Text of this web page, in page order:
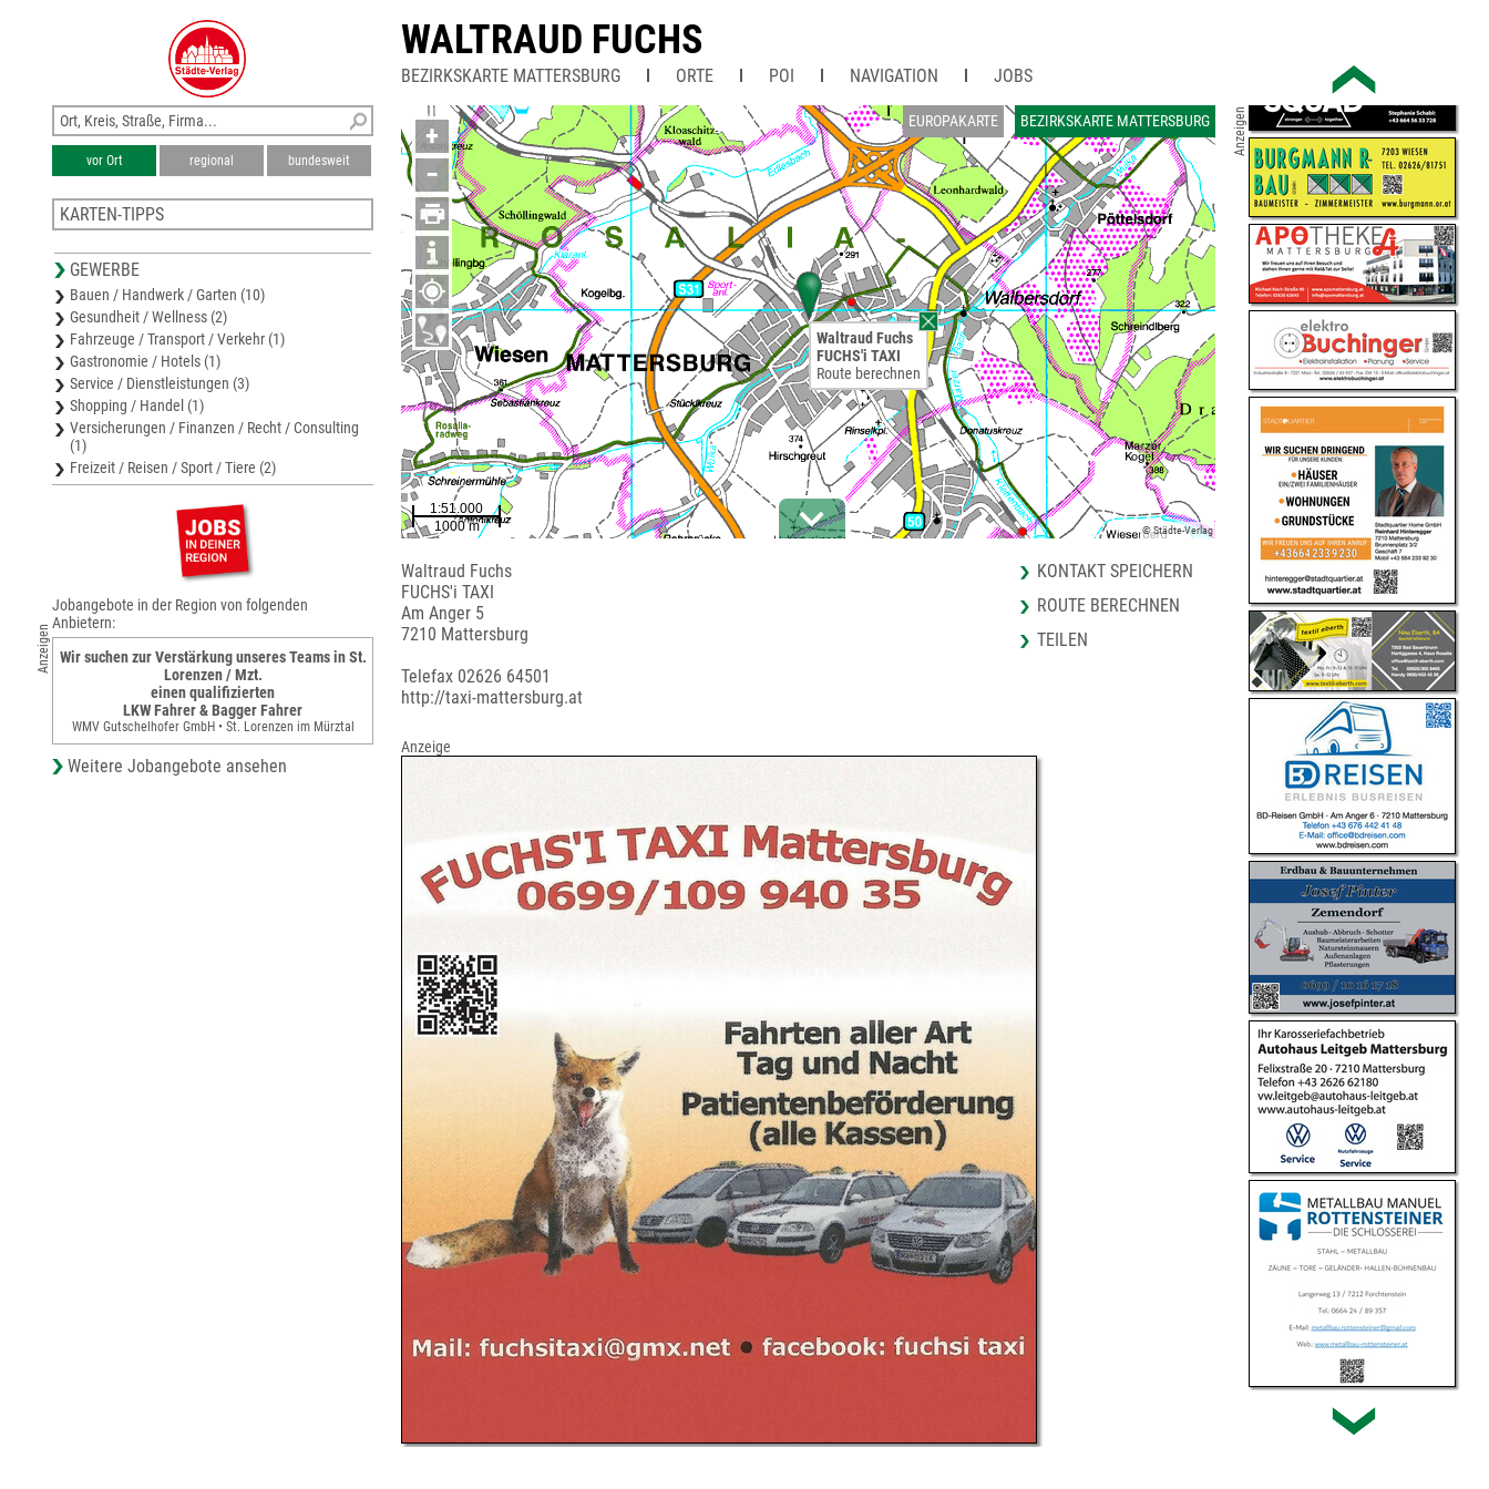
WALTRAUD FUCHS
BEZIRKSKARTE MATTERSBURG ORTE POI NAVIGATION JOBS
EUROPAKARTE BEZIRKSKARTE MATTERSBURG
+
−
© Städte-Verlag
Waltraud Fuchs
FUCHS'i TAXI
Route berechnen
Waltraud Fuchs
FUCHS'i TAXI
Am Anger 5
7210 Mattersburg
Telefax 02626 64501
http://taxi-mattersburg.at
KONTAKT SPEICHERN
ROUTE BERECHNEN
TEILEN
Anzeige
vor Ort regional bundesweit
KARTEN-TIPPS
Bezirkskarte Wiener Neustadt
Stadtplan Wiener Neustadt
Bezirkskarte Eisenstadt
Bezirkskarte Oberpullendorf
GEWERBE
Bauen / Handwerk / Garten (10)
Gesundheit / Wellness (2)
Fahrzeuge / Transport / Verkehr (1)
Gastronomie / Hotels (1)
Service / Dienstleistungen (3)
Shopping / Handel (1)
Versicherungen / Finanzen / Recht / Consulting
(1)
Freizeit / Reisen / Sport / Tiere (2)
Anzeigen
Jobangebote in der Region von folgenden
Anbietern:
Wir suchen zur Verstärkung unseres Teams in St.
Lorenzen / Mzt.
einen qualifizierten
LKW Fahrer & Bagger Fahrer
WMV Gutschelhofer GmbH • St. Lorenzen im Mürztal
Weitere Jobangebote ansehen
Anzeigen